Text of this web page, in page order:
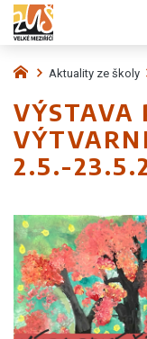
Aktuality ze školy
VÝSTAVA
2.5.-